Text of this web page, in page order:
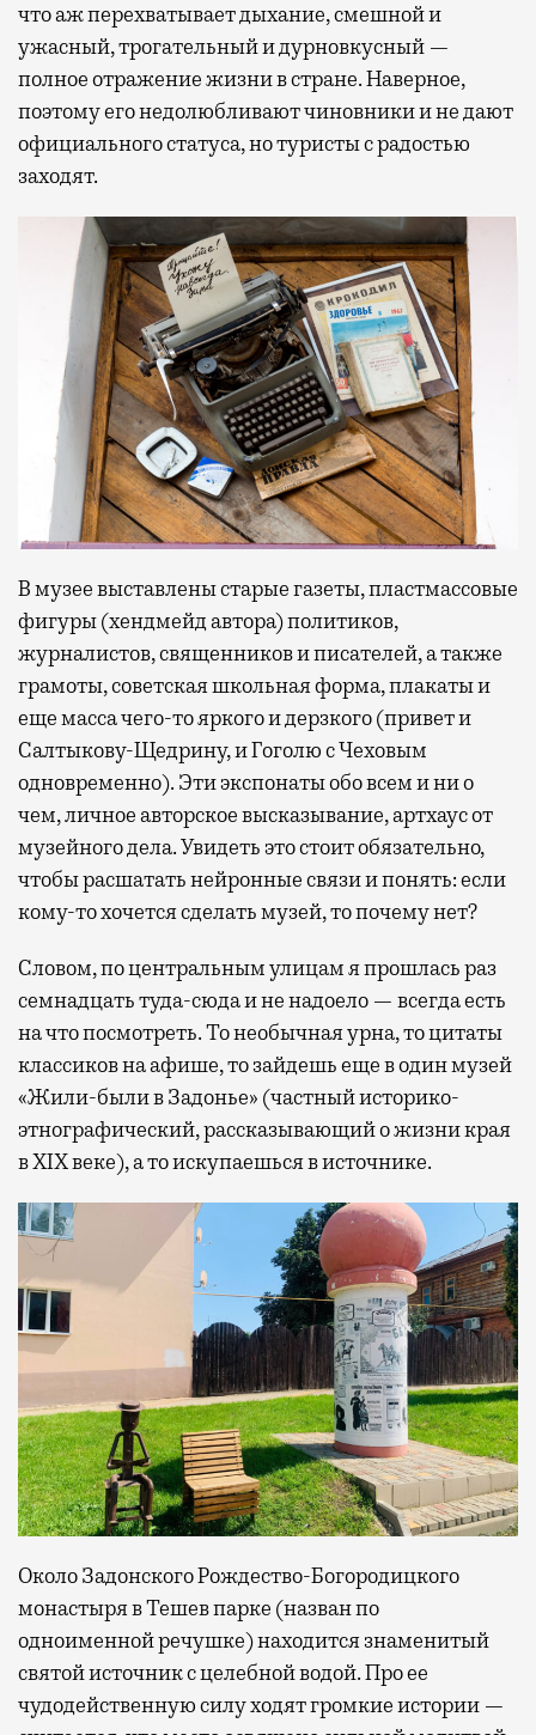
что аж перехватывает дыхание, смешной и
ужасный, трогательный и дурновкусный —
полное отражение жизни в стране. Наверное,
поэтому его недолюбливают чиновники и не дают
официального статуса, но туристы с радостью
заходят.
В музее выставлены старые газеты, пластмассовые
фигуры (хендмейд автора) политиков,
журналистов, священников и писателей, а также
грамоты, советская школьная форма, плакаты и
еще масса чего-то яркого и дерзкого (привет и
Салтыкову-Щедрину, и Гоголю с Чеховым
одновременно). Эти экспонаты обо всем и ни о
чем, личное авторское высказывание, артхаус от
музейного дела. Увидеть это стоит обязательно,
чтобы расшатать нейронные связи и понять: если
кому-то хочется сделать музей, то почему нет?
Словом, по центральным улицам я прошлась раз
семнадцать туда-сюда и не надоело — всегда есть
на что посмотреть. То необычная урна, то цитаты
классиков на афише, то зайдешь еще в один музей
«Жили-были в Задонье» (частный историко-
этнографический, рассказывающий о жизни края
в XIX веке), а то искупаешься в источнике.
Около Задонского Рождество-Богородицкого
монастыря в Тешев парке (назван по
одноименной речушке) находится знаменитый
святой источник с целебной водой. Про ее
чудодейственную силу ходят громкие истории —